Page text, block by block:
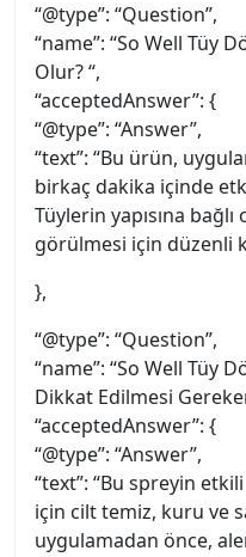
“@type”: “Question”,
“name”: “So Well Tüy
Olur? “,
“acceptedAnswer”: {
“@type”: “Answer”,
“text”: “Bu ürün,
birkaç dakika içinde
Tüylerin yapısına
görülmesi için düzenli
},
“@type”: “Question”,
“name”: “So Well Tüy
Dikkat Edilmesi
“acceptedAnswer”: {
“@type”: “Answer”,
“text”: “Bu spreyin
için cilt temiz, kuru ve
uygulamadan önce,